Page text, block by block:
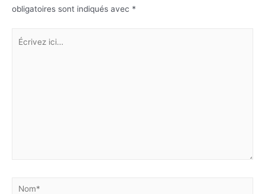
obligatoires sont indiqués avec *